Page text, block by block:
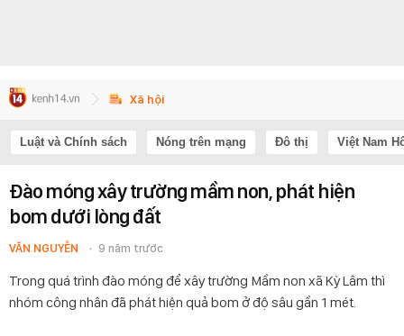
Xã hội
Luật và Chính sách Nóng trên mạng Đô thị Việt Nam
Đào móng xây trường mầm non, phát hiện
bom dưới lòng đất
VĂN NGUYỄN 9 năm trước
Trong quá trình đào móng để xây trường Mầm non xã Kỳ Lâm thì
nhóm công nhân đã phát hiện quả bom ở độ sâu gần 1 mét.